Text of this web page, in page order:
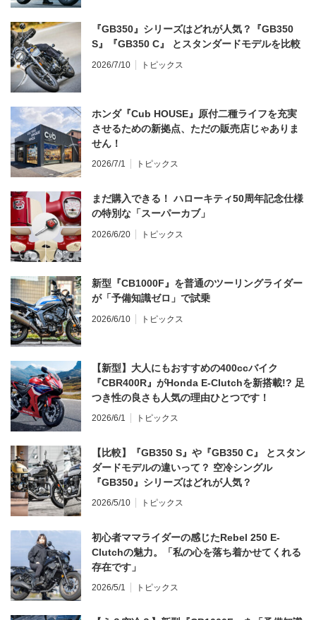
『GB350』シリーズはどれが人気？『GB350
S』『GB350 C』 とスタンダードモデルを比較
2026/7/10 トピックス
ホンダ『Cub HOUSE』原付二種ライフを充実
させるための新拠点、ただの販売店じゃありま
せん！
2026/7/1 トピックス
まだ購入できる！ ハローキティ50周年記念仕様
の特別な「スーパーカブ」
2026/6/20 トピックス
新型『CB1000F』を普通のツーリングライダー
が「予備知識ゼロ」で試乗
2026/6/10 トピックス
【新型】大人にもおすすめの400ccバイク
『CBR400R』がHonda E-Clutchを新搭載!? 足
つき性の良さも人気の理由ひとつです！
2026/6/1 トピックス
【比較】『GB350 S』や『GB350 C』 とスタン
ダードモデルの違いって？ 空冷シングル
『GB350』シリーズはどれが人気？
2026/5/10 トピックス
初心者ママライダーの感じたRebel 250 E-
Clutchの魅力。「私の心を落ち着かせてくれる
存在です」
2026/5/1 トピックス